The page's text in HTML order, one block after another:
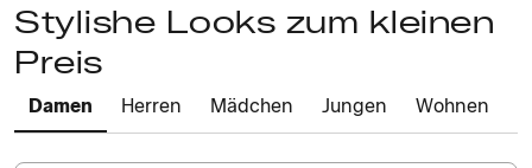
Stylishe Looks zum kleinen
Preis
Damen Herren Mädchen Jungen Wohnen